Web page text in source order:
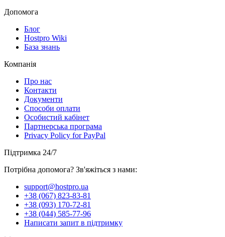
Допомога
Блог
Hostpro Wiki
База знань
Компанія
Про нас
Контакти
Документи
Способи оплати
Особистий кабінет
Партнерська програма
Privacy Policy for PayPal
Підтримка 24/7
Потрібна допомога? Зв'яжіться з нами:
support@hostpro.ua
+38 (067) 823-83-81
+38 (093) 170-72-81
+38 (044) 585-77-96
Написати запит в підтримку